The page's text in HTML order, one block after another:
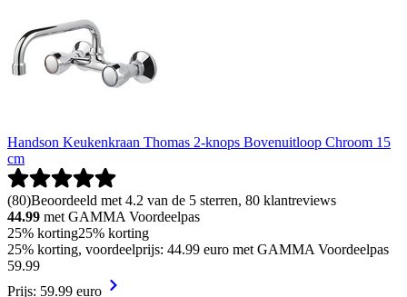
Handson Keukenkraan Thomas 2-knops Bovenuitloop Chroom 15
cm
(80)Beoordeeld met 4.2 van de 5 sterren, 80 klantreviews
44.99 met GAMMA Voordeelpas
25% korting25% korting
25% korting, voordeelprijs: 44.99 euro met GAMMA Voordeelpas
59.99
Prijs: 59.99 euro